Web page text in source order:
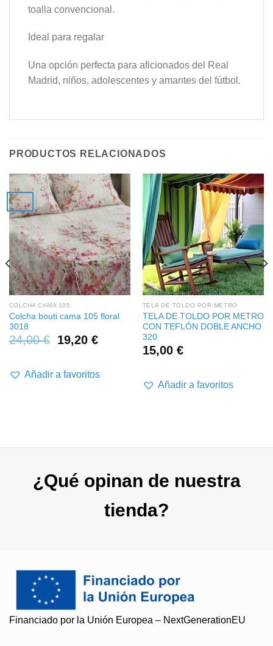
toalla convencional.
Ideal para regalar
Una opción perfecta para aficionados del Real
Madrid, niños, adolescentes y amantes del fútbol.
PRODUCTOS RELACIONADOS
COLCHA CAMA 105
Colcha bouti cama 105 floral
3018
24,00€ 19,20 €
Añadir a favoritos
TELA DE TOLDO POR METRO
TELA DE TOLDO POR METRO
CON TEFLÓN DOBLE ANCHO
320
15,00 €
Añadir a favoritos
¿Qué opinan de nuestra
tienda?
Financiado por la Unión Europea – NextGenerationEU